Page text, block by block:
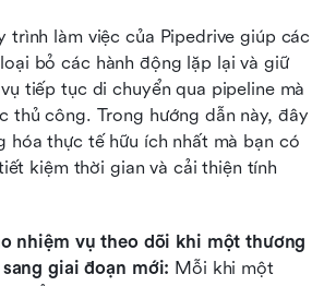
trình làm việc của Pipedrive giúp các
bỏ các hành động lặp lại và giữ
tiếp tục di chuyển qua pipeline mà
thủ công. Trong hướng dẫn này, đây
hóa thực tế hữu ích nhất mà bạn có
kiệm thời gian và cải thiện tính
nhiệm vụ theo dõi khi một thương
giai đoạn mới: Mỗi khi một